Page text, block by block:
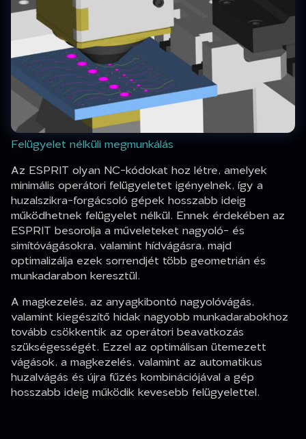
Felügyelet nélküli megmunkálás
Az ESPRIT olyan NC-kódokat hoz létre, amelyek
minimális operátori felügyeletet igényelnek, így a
huzalszikra-forgácsoló gépek hosszabb ideig
működhetnek felügyelet nélkül. Ennek érdekében az
ESPRIT besorolja a műveleteket nagyoló- és
simítóvágásokra, valamint hídvágásra, majd
optimalizálja ezek sorrendjét több geometrián és
munkadarabon keresztül.
A magkezelés, az anyagkibontó nagyolóvágás,
valamint kiegészítő hidak nagyobb munkadarabokhoz
tovább csökkentik az operátori beavatkozás
szükségességét. Ezzel az optimálisan ütemezett
vágások, a magkezelés, valamint az automatikus
huzalvágás és újra fűzés kombinációjával a gép
hosszabb ideig működik kevesebb felügyelettel.